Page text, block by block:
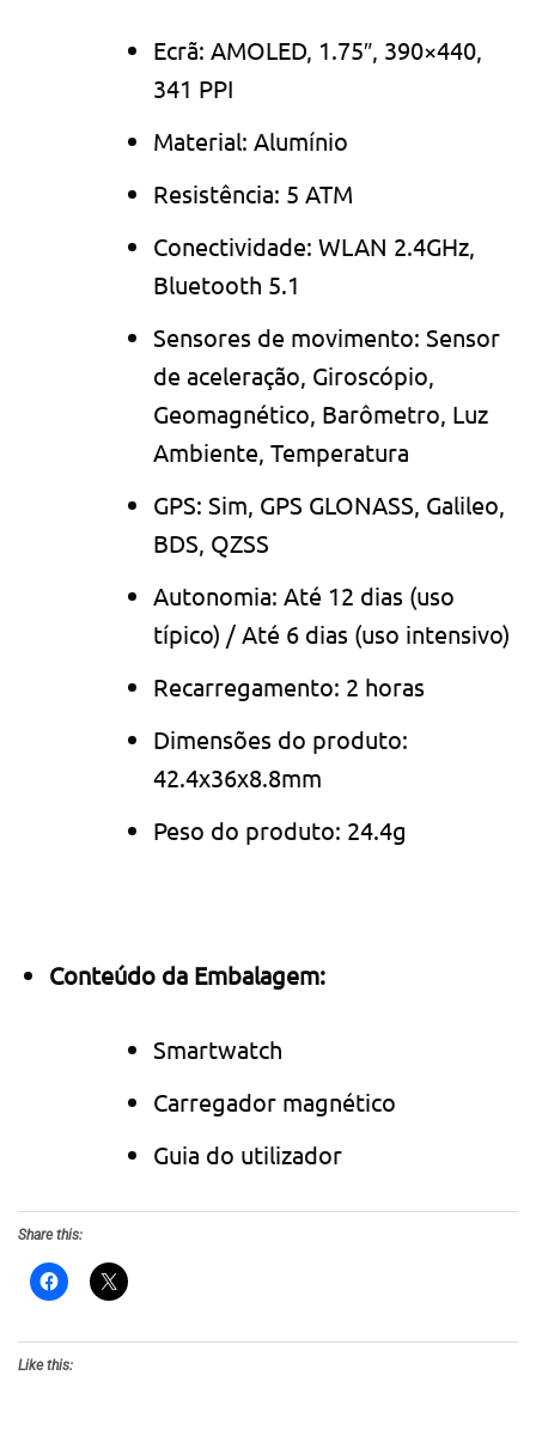
Ecrã: AMOLED, 1.75″, 390×440,
341 PPI
Material: Alumínio
Resistência: 5 ATM
Conectividade: WLAN 2.4GHz,
Bluetooth 5.1
Sensores de movimento: Sensor
de aceleração, Giroscópio,
Geomagnético, Barômetro, Luz
Ambiente, Temperatura
GPS: Sim, GPS GLONASS, Galileo,
BDS, QZSS
Autonomia: Até 12 dias (uso
típico) / Até 6 dias (uso intensivo)
Recarregamento: 2 horas
Dimensões do produto:
42.4x36x8.8mm
Peso do produto: 24.4g
Conteúdo da Embalagem:
Smartwatch
Carregador magnético
Guia do utilizador
Share this:
Like this: